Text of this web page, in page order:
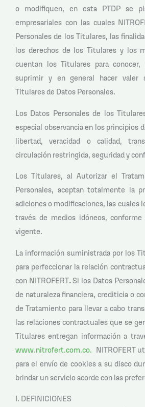
o modifiquen, en esta PTDP se
empresariales con las cuales
Personales de los Titulares, las
los derechos de los Titulares y los
cuentan los Titulares para conocer,
suprimir y en general hacer valer
Titulares de Datos Personales.
Los Datos Personales de los
especial observancia en los principios
libertad, veracidad o calidad,
circulación restringida, seguridad y
Los Titulares, al Autorizar el
Personales, aceptan totalmente la
adiciones o modificaciones, las cuales
través de medios idóneos,
vigente.
La información suministrada por los
para perfeccionar la relación
con NITROFERT.Si los Datos
de naturaleza financiera, crediticia o
de Tratamiento para llevar a cabo
las relaciones contractuales que se
Titulares entregan información a
www.nitrofert.com.co. NITROFERT
para el envío de cookies a su disco
brindar un servicio acorde con las
I. DEFINICIONES